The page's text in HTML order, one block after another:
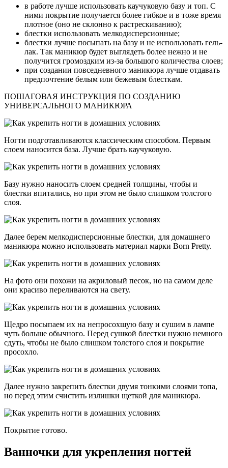
в работе лучше использовать каучуковую базу и топ. С
ними покрытие получается более гибкое и в тоже время
плотное (оно не склонно к растрескиванию);
блестки использовать мелкодисперсионные;
блестки лучше посыпать на базу и не использовать гель-
лак. Так маникюр будет выглядеть более нежно и не
получится громоздким из-за большого количества слоев;
при создании повседневного маникюра лучше отдавать
предпочтение белым или бежевым блесткам.
ПОШАГОВАЯ ИНСТРУКЦИЯ ПО СОЗДАНИЮ
УНИВЕРСАЛЬНОГО МАНИКЮРА
Ногти подготавливаются классическим способом. Первым
слоем наносится база. Лучше брать каучуковую.
Базу нужно наносить слоем средней толщины, чтобы и
блестки впитались, но при этом не было слишком толстого
слоя.
Далее берем мелкодисперсионные блестки, для домашнего
маникюра можно использовать материал марки Born Pretty.
На фото они похожи на акриловый песок, но на самом деле
они красиво переливаются на свету.
Щедро посыпаем их на непросохшую базу и сушим в лампе
чуть больше обычного. Перед сушкой блестки нужно немного
сдуть, чтобы не было слишком толстого слоя и покрытие
просохло.
Далее нужно закрепить блестки двумя тонкими слоями топа,
но перед этим счистить излишки щеткой для маникюра.
Покрытие готово.
Ванночки для укрепления ногтей